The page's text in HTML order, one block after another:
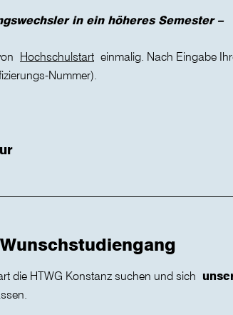
in ein höheres Semester –
Hochschulstart einmalig. Nach Eingabe
Nummer).
die HTWG Konstanz suchen und sich